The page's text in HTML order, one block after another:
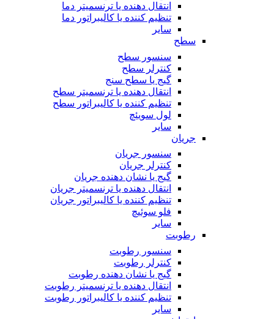
انتقال دهنده یا ترنسمیتر دما
تنظیم کننده یا کالیبراتور دما
سایر
سطح
سنسور سطح
کنترلر سطح
گیج یا سطح سنج
انتقال دهنده یا ترنسمیتر سطح
تنظیم کننده یا کالیبراتور سطح
لول سویئچ
سایر
جریان
سنسور جریان
کنترلر جریان
گیج یا نشان دهنده جریان
انتقال دهنده یا ترنسمیتر جریان
تنظیم کننده یا کالیبراتور جریان
فلو سوئیچ
سایر
رطوبت
سنسور رطوبت
کنترلر رطوبت
گیج یا نشان دهنده رطوبت
انتقال دهنده یا ترنسمیتر رطوبت
تنظیم کننده یا کالیبراتور رطوبت
سایر